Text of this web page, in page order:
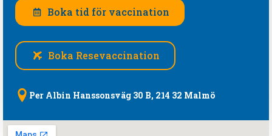
Boka tid för vaccination
Boka Resevaccination
Per Albin Hanssonsväg 30 B, 214 32 Malmö